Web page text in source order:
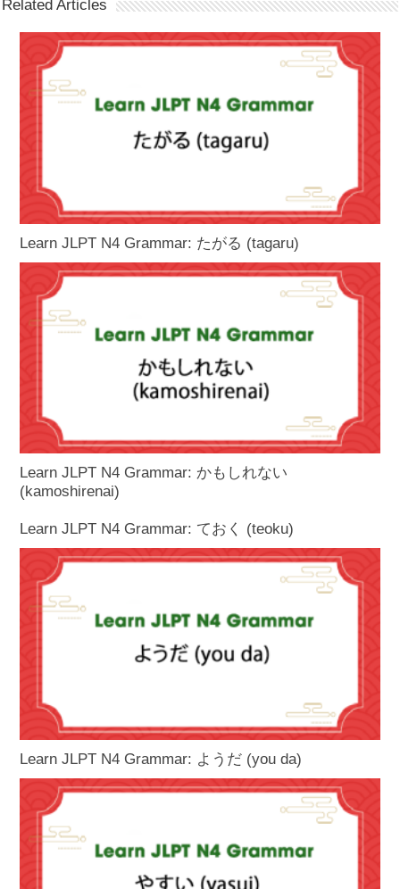
Related Articles
Learn JLPT N4 Grammar: たがる (tagaru)
Learn JLPT N4 Grammar: かもしれない
(kamoshirenai)
Learn JLPT N4 Grammar: ておく (teoku)
Learn JLPT N4 Grammar: ようだ (you da)